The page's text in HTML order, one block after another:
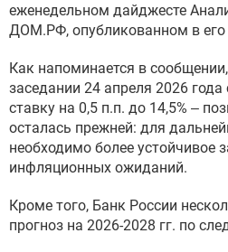
еженедельном дайджесте
ДОМ.РФ, опубликованном в его
Как напоминается в
заседании 24 апреля 2026
ставку на 0,5 п.п. до 14,5% ‒
осталась прежней: для
необходимо более устойчивое
инфляционных ожиданий.
Кроме того, Банк России
прогноз на 2026-2028 гг. по